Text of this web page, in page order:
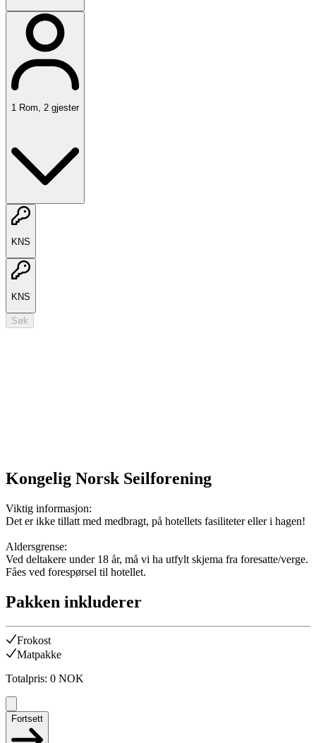
1 Rom 2 gjester
KNS
KNS
Søk
Kongelig Norsk Seilforening
Viktig informasjon:
Det er ikke tillatt med medbragt, på hotellets fasiliteter eller i hagen!
Aldersgrense:
Ved deltakere under 18 år, må vi ha utfylt skjema fra foresatte/verge.
Fåes ved forespørsel til hotellet.
Pakken inkluderer
Frokost
Matpakke
Totalpris: 0 NOK
Fortsett